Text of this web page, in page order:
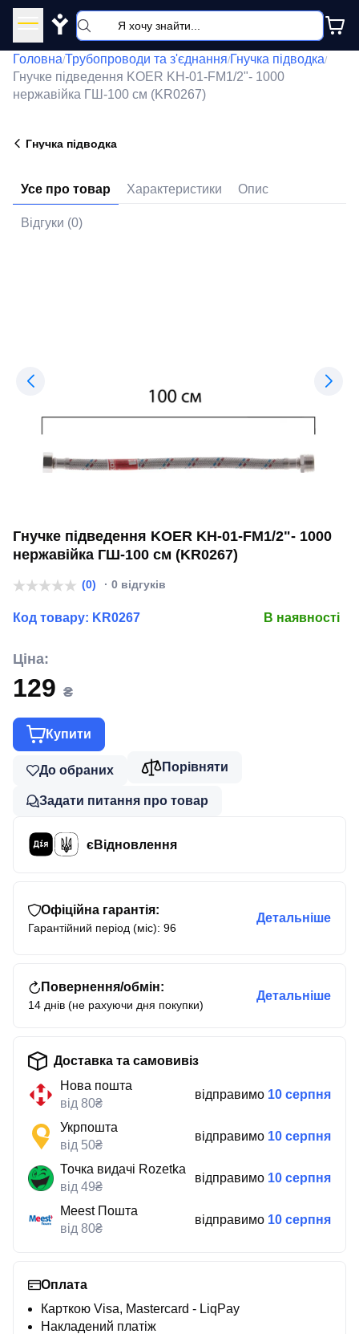
Y
Головна/Трубопроводи та з'єднання/Гнучка підводка/
Гнучке підведення KOER KH-01-FM1/2"- 1000
нержавійка ГШ-100 см (KR0267)
Гнучка підводка
Усе про товар Характеристики Опис
Відгуки (0)
Гнучке підведення KOER KH-01-FM1/2"- 1000
нержавійка ГШ-100 см (KR0267)
(0) · 0 відгуків
Код товару: KR0267 В наявності
Ціна:
129 ₴
Купити
До обраних Порівняти
Задати питання про товар
єВідновлення
Офіційна гарантія:
Гарантійний період (міс): 96
Детальніше
Повернення/обмін:
14 днів (не рахуючи дня покупки)
Детальніше
Доставка та самовивіз
Нова пошта
від 80₴
відправимо 10 серпня
Укрпошта
від 50₴
відправимо 10 серпня
Точка видачі Rozetka
від 49₴
відправимо 10 серпня
Meest Пошта
від 80₴
відправимо 10 серпня
Оплата
Карткою Visa, Mastercard - LiqPay
Накладений платіж